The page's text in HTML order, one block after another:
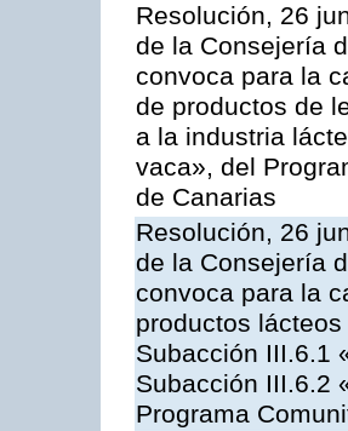
Resolución, 26
de la Consejería
convoca para la
de productos de
a la industria
vaca», del
de Canarias
Resolución, 26
de la Consejería
convoca para la
productos
Subacción III.6.1
Subacción III.6.2
Programa